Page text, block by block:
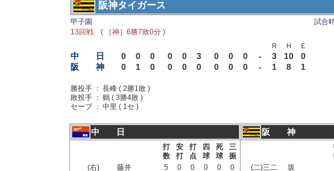
阪神タイガース
甲子園
試合
13回戦 ( ［神］6勝7敗0分 )
Ｒ
Ｈ Ｅ
中 日 0 0 0 0 0 3 0 0 0 - 3 10
0
阪 神
0 1 0 0 0 0 0 0 0 - 1 8 1
勝投手 ： 長峰 ( 2勝1敗 )
敗投手 ： 鶴 ( 3勝4敗 )
セーブ ： 中里 ( 1セ )
中 日 阪 神
打
数
安
打
打
点
四
球
死
球
三
振
(右)
藤井 5 0 0 0 0
0
(二)三二
坂